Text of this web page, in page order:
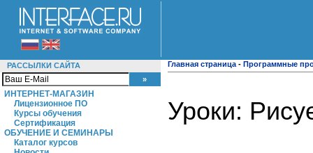
РАССЫЛКИ САЙТА
ИНТЕРНЕТ-МАГАЗИН
Лицензионное ПО
Курсы обучения
Сертификация
ОБУЧЕНИЕ И СЕМИНАРЫ
Каталог курсов
Главная страница - Программные
Уроки: